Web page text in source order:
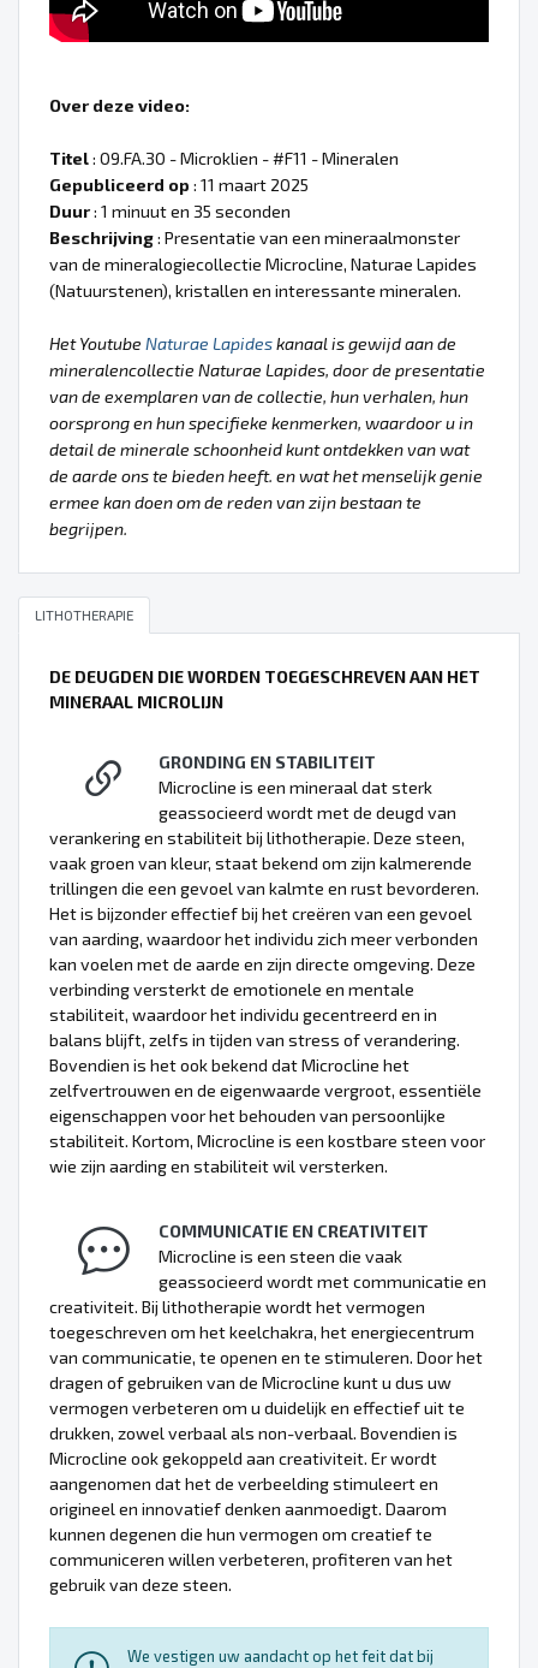
Over deze video:
Titel: 09.FA.30 - Microklien - #F11 - Mineralen
Gepubliceerd op : 11 maart 2025
Duur: 1 minuut en 35 seconden
Beschrijving: Presentatie van een mineraalmonster
van de mineralogiecollectie Microcline, Naturae Lapides
(Natuurstenen), kristallen en interessante mineralen.
Het Youtube Naturae Lapideskanaal is gewijd aan de
mineralencollectie Naturae Lapides, door de presentatie
van de exemplaren van de collectie, hun verhalen, hun
oorsprong en hun specifieke kenmerken, waardoor u in
detail de minerale schoonheid kunt ontdekken van wat
de aarde ons te bieden heeft. en wat het menselijk genie
ermee kan doen om de reden van zijn bestaan te
begrijpen.
LITHOTHERAPIE
DE DEUGDEN DIE WORDEN TOEGESCHREVEN AAN HET
MINERAAL MICROLIJN
GRONDING EN STABILITEIT
Microcline is een mineraal dat sterk
geassocieerd wordt met de deugd van
verankering en stabiliteit bij lithotherapie. Deze steen,
vaak groen van kleur, staat bekend om zijn kalmerende
trillingen die een gevoel van kalmte en rust bevorderen.
Het is bijzonder effectief bij het creëren van een gevoel
van aarding, waardoor het individu zich meer verbonden
kan voelen met de aarde en zijn directe omgeving. Deze
verbinding versterkt de emotionele en mentale
stabiliteit, waardoor het individu gecentreerd en in
balans blijft, zelfs in tijden van stress of verandering.
Bovendien is het ook bekend dat Microcline het
zelfvertrouwen en de eigenwaarde vergroot, essentiële
eigenschappen voor het behouden van persoonlijke
stabiliteit. Kortom, Microcline is een kostbare steen voor
wie zijn aarding en stabiliteit wil versterken.
COMMUNICATIE EN CREATIVITEIT
Microcline is een steen die vaak
geassocieerd wordt met communicatie en
creativiteit. Bij lithotherapie wordt het vermogen
toegeschreven om het keelchakra, het energiecentrum
van communicatie, te openen en te stimuleren. Door het
dragen of gebruiken van de Microcline kunt u dus uw
vermogen verbeteren om u duidelijk en effectief uit te
drukken, zowel verbaal als non-verbaal. Bovendien is
Microcline ook gekoppeld aan creativiteit. Er wordt
aangenomen dat het de verbeelding stimuleert en
origineel en innovatief denken aanmoedigt. Daarom
kunnen degenen die hun vermogen om creatief te
communiceren willen verbeteren, profiteren van het
gebruik van deze steen.
We vestigen uw aandacht op het feit dat bij